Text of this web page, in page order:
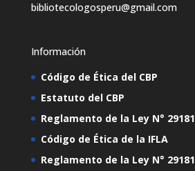
bibliotecologosperu@gmail.com
Información
Código de Ética del CBP
Estatuto del CBP
Reglamento de la Ley N° 29181
Código de Ética de la IFLA
Reglamento de la Ley N° 29181